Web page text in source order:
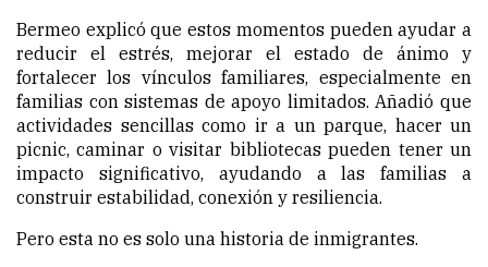
Bermeo explicó que estos momentos pueden ayudar a
reducir el estrés, mejorar el estado de ánimo y
fortalecer los vínculos familiares, especialmente en
familias con sistemas de apoyo limitados. Añadió que
actividades sencillas como ir a un parque, hacer un
picnic, caminar o visitar bibliotecas pueden tener un
impacto significativo, ayudando a las familias a
construir estabilidad, conexión y resiliencia.
Pero esta no es solo una historia de inmigrantes.